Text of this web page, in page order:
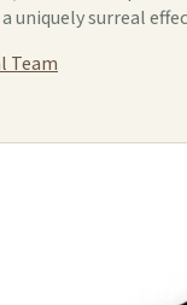
uniquely surreal
Team